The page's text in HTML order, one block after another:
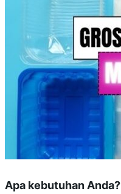
Apa kebutuhan Anda?